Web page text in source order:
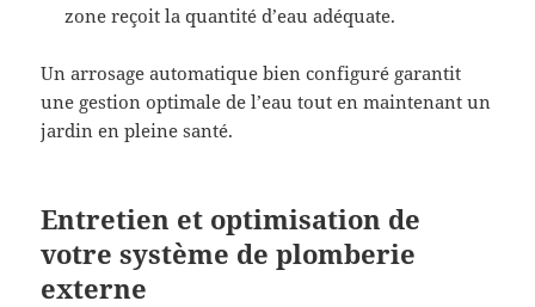
zone reçoit la quantité d’eau adéquate.
Un arrosage automatique bien configuré garantit
une gestion optimale de l’eau tout en maintenant un
jardin en pleine santé.
Entretien et optimisation de
votre système de plomberie
externe